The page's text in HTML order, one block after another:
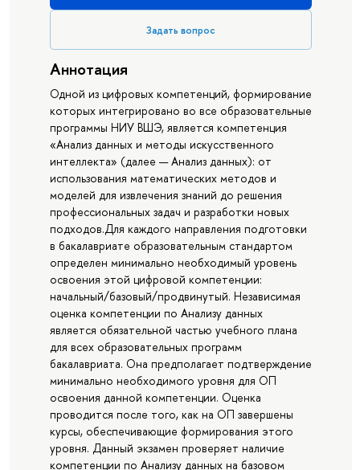
Задать вопрос
Аннотация
Одной из цифровых компетенций, формирование
которых интегрировано во все образовательные
программы НИУ ВШЭ, является компетенция
«Анализ данных и методы искусственного
интеллекта» (далее — Анализ данных): от
использования математических методов и
моделей для извлечения знаний до решения
профессиональных задач и разработки новых
подходов.Для каждого направления подготовки
в бакалавриате образовательным стандартом
определен минимально необходимый уровень
освоения этой цифровой компетенции:
начальный/базовый/продвинутый. Независимая
оценка компетенции по Анализу данных
является обязательной частью учебного плана
для всех образовательных программ
бакалавриата. Она предполагает подтверждение
минимально необходимого уровня для ОП
освоения данной компетенции. Оценка
проводится после того, как на ОП завершены
курсы, обеспечивающие формирования этого
уровня. Данный экзамен проверяет наличие
компетенции по Анализу данных на базовом